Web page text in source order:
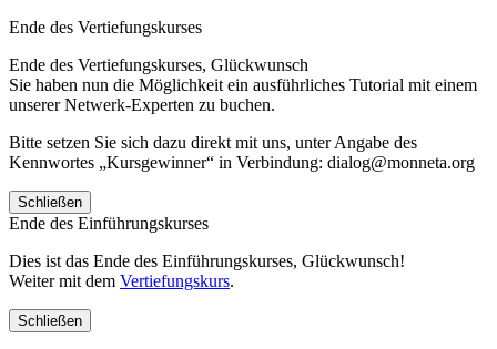
Ende des Vertiefungskurses
Ende des Vertiefungskurses, Glückwunsch
Sie haben nun die Möglichkeit ein ausführliches Tutorial mit einem
unserer Netwerk-Experten zu buchen.
Bitte setzen Sie sich dazu direkt mit uns, unter Angabe des
Kennwortes „Kursgewinner“ in Verbindung: dialog@monneta.org
Schließen
Ende des Einführungskurses
Dies ist das Ende des Einführungskurses, Glückwunsch!
Weiter mit dem Vertiefungskurs.
Schließen